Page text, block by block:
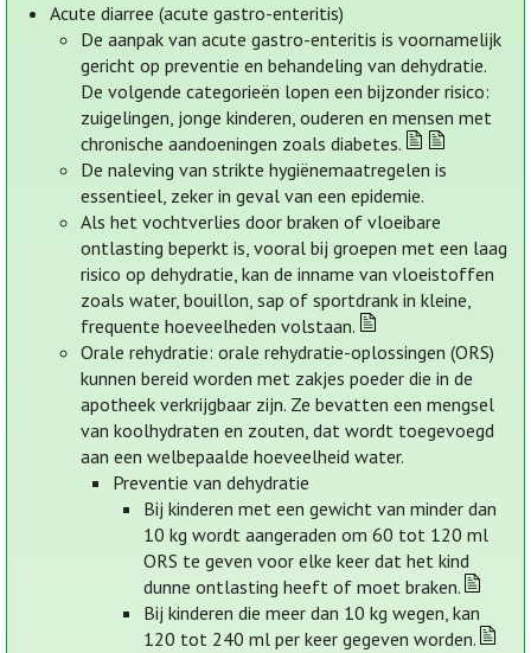
Acute diarree (acute gastro-enteritis)
De aanpak van acute gastro-enteritis is voornamelijk
gericht op preventie en behandeling van dehydratie.
De volgende categorieën lopen een bijzonder risico:
zuigelingen, jonge kinderen, ouderen en mensen met
chronische aandoeningen zoals diabetes.
De naleving van strikte hygiënemaatregelen is
essentieel, zeker in geval van een epidemie.
Als het vochtverlies door braken of vloeibare
ontlasting beperkt is, vooral bij groepen met een laag
risico op dehydratie, kan de inname van vloeistoffen
zoals water, bouillon, sap of sportdrank in kleine,
frequente hoeveelheden volstaan.
Orale rehydratie: orale rehydratie-oplossingen (ORS)
kunnen bereid worden met zakjes poeder die in de
apotheek verkrijgbaar zijn. Ze bevatten een mengsel
van koolhydraten en zouten, dat wordt toegevoegd
aan een welbepaalde hoeveelheid water.
Preventie van dehydratie
Bij kinderen met een gewicht van minder dan
10 kg wordt aangeraden om 60 tot 120 ml
ORS te geven voor elke keer dat het kind
dunne ontlasting heeft of moet braken.
Bij kinderen die meer dan 10 kg wegen, kan
120 tot 240 ml per keer gegeven worden.